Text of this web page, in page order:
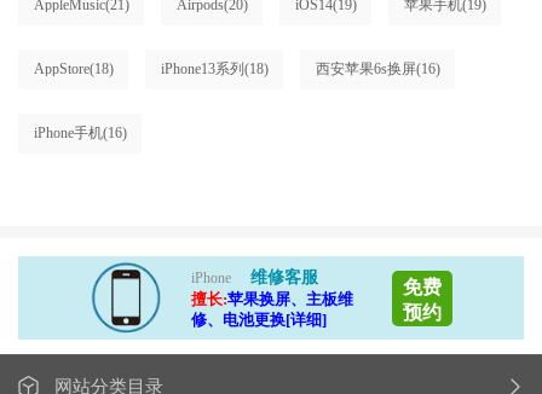
AppleMusic(21) Airpods(20) iOS14(19) 苹果手机(19)
AppStore(18) iPhone13系列 (18) 西安苹果6s换屏(16)
iPhone手机(16)
iPhone
维修客服
擅长:苹果换屏、主板维
修、电池更换[详细]
免费
预约
网站分类目录